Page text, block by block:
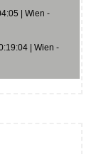
| Wien -
| Wien -